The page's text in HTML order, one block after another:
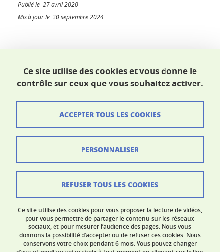
Publié le 27 avril 2020
Mis à jour le 30 septembre 2024
École doctorale SHPT
Maison du doctorat Jean Kuntzmann
110 rue de la Chimie 38400 Saint-Martin-d'Hères
ed-shpt@univ-grenoble-alpes.fr
Crédits
Contacts
Gestion des cookies
Accessibilité : non conforme
Ce site utilise des cookies et vous donne le
contrôle sur ceux que vous souhaitez activer.
Ce site utilise des cookies pour vous proposer la lecture de vidéos,
pour vous permettre de partager le contenu sur les réseaux
sociaux, et pour mesurer l’audience des pages. Nous vous
donnons la possibilité d’accepter ou de refuser ces cookies. Nous
conservons votre choix pendant 6 mois. Vous pouvez changer
ACCEPTER TOUS LES COOKIES
REFUSER TOUS LES COOKIES
PERSONNALISER